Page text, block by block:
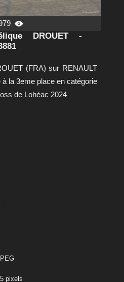

DROUET -
(FRA) sur RENAULT
la 3eme place en catégorie
de Lohéac 2024
pixels